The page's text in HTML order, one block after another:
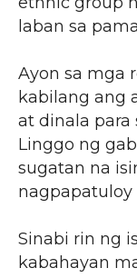
laban sa
Ayon sa mga
kabilang ang
at dinala para
Linggo ng
sugatan na
nagpapatuloy
Sinabi rin ng
kabahayan